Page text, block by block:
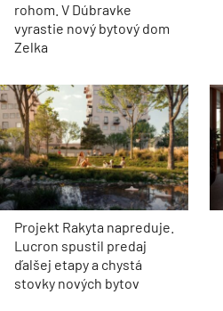
rohom. V Dúbravke
vyrastie nový bytový dom
Zelka
Projekt Rakyta napreduje.
Lucron spustil predaj
ďalšej etapy a chystá
stovky nových bytov